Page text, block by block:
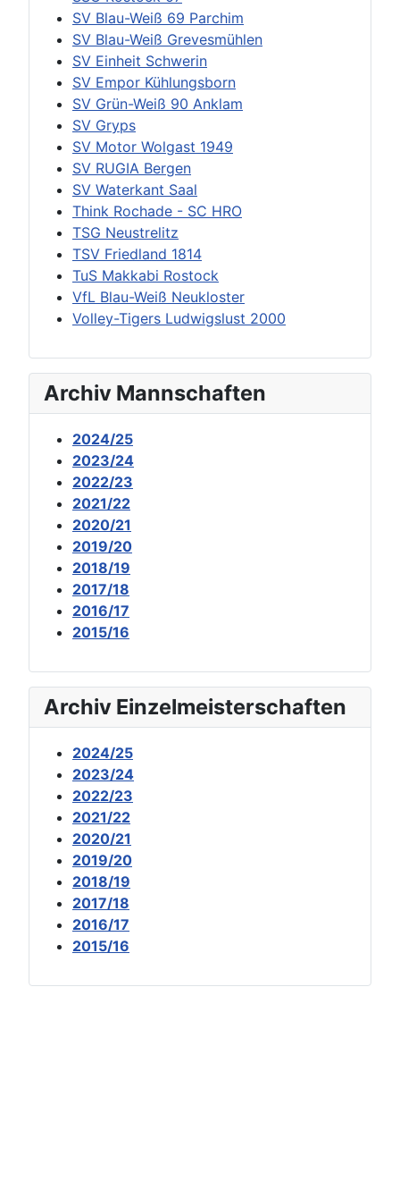
SV Blau-Weiß 69 Parchim
SV Blau-Weiß Grevesmühlen
SV Einheit Schwerin
SV Empor Kühlungsborn
SV Grün-Weiß 90 Anklam
SV Gryps
SV Motor Wolgast 1949
SV RUGIA Bergen
SV Waterkant Saal
Think Rochade - SC HRO
TSG Neustrelitz
TSV Friedland 1814
TuS Makkabi Rostock
VfL Blau-Weiß Neukloster
Volley-Tigers Ludwigslust 2000
Archiv Mannschaften
2024/25
2023/24
2022/23
2021/22
2020/21
2019/20
2018/19
2017/18
2016/17
2015/16
Archiv Einzelmeisterschaften
2024/25
2023/24
2022/23
2021/22
2020/21
2019/20
2018/19
2017/18
2016/17
2015/16